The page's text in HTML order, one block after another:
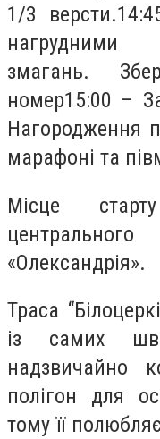
1/3
нагрудними
змагань.
номер15:00 –
Нагородження
марафоні та
Місце
«Олександрія».
Траса
із самих
надзвичайно
полігон для
тому її